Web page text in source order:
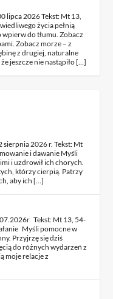
lipca 2026 Tekst: Mt 13,
życia pełnią
do tłumu. Zobacz
Zobacz morze – z
z drugiej, naturalne
jeszcze nie nastąpiło […]
2026 r. Tekst: Mt
i dawanie Myśli
i uzdrowił ich chorych.
którzy cierpią. Patrzy
aby ich […]
Tekst: Mt 13, 54-
Myśli pomocne w
Przyjrzę się dziś
do różnych wydarzeń z
moje relacje z